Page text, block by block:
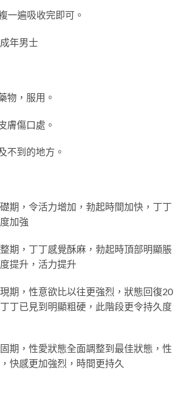
一遍吸收完即可。
年男士
物，服用。
膚傷口處。
不到的地方。
礎期，令活力增加，勃起時間加快，丁丁
加強
整期，丁丁感覺酥麻，勃起時頂部明顯脹
提升，活力提升
期，性意欲比以往更強烈，狀態回復20
丁已見到明顯粗硬，此階段更令持久度
固期，性愛狀態全面調整到最佳狀態，性
快感更加強烈，時間更持久